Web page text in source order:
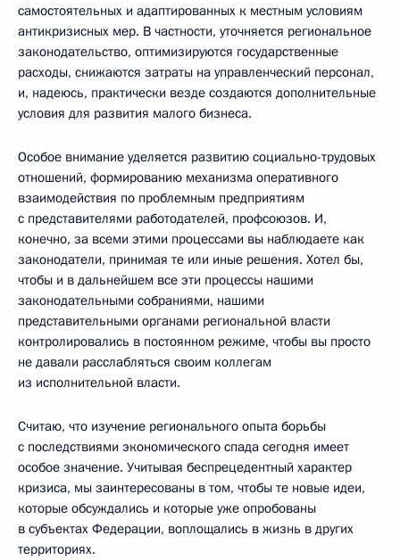
самостоятельных и адаптированных к местным условиям
антикризисных мер. В частности, уточняется региональное
законодательство, оптимизируются государственные
расходы, снижаются затраты на управленческий персонал,
и, надеюсь, практически везде создаются дополнительные
условия для развития малого бизнеса.
Особое внимание уделяется развитию социально-трудовых
отношений, формированию механизма оперативного
взаимодействия по проблемным предприятиям
с представителями работодателей, профсоюзов. И,
конечно, за всеми этими процессами вы наблюдаете как
законодатели, принимая те или иные решения. Хотел бы,
чтобы и в дальнейшем все эти процессы нашими
законодательными собраниями, нашими
представительными органами региональной власти
контролировались в постоянном режиме, чтобы вы просто
не давали расслабляться своим коллегам
из исполнительной власти.
Считаю, что изучение регионального опыта борьбы
с последствиями экономического спада сегодня имеет
особое значение. Учитывая беспрецедентный характер
кризиса, мы заинтересованы в том, чтобы те новые идеи,
которые обсуждались и которые уже опробованы
в субъектах Федерации, воплощались в жизнь в других
территориях.